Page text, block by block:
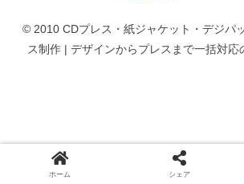
© 2010 CDプレス・紙ジャケット・デジパ
ス制作 | デザインからプレスまで一括対応
ホーム シェア